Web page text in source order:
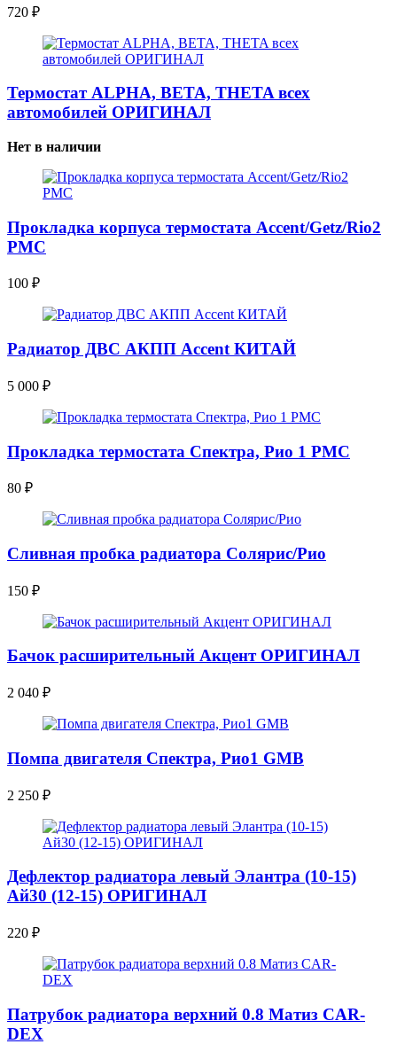
720 ₽
Термостат ALPHA, BETA, THETA всех
автомобилей ОРИГИНАЛ
Нет в наличии
Прокладка корпуса термостата Accent/Getz/Rio2
PMC
100 ₽
Радиатор ДВС АКПП Accent КИТАЙ
5 000 ₽
Прокладка термостата Спектра, Рио 1 PMC
80 ₽
Сливная пробка радиатора Солярис/Рио
150 ₽
Бачок расширительный Акцент ОРИГИНАЛ
2 040 ₽
Помпа двигателя Спектра, Рио1 GMB
2 250 ₽
Дефлектор радиатора левый Элантра (10-15)
Ай30 (12-15) ОРИГИНАЛ
220 ₽
Патрубок радиатора верхний 0.8 Матиз CAR-
DEX